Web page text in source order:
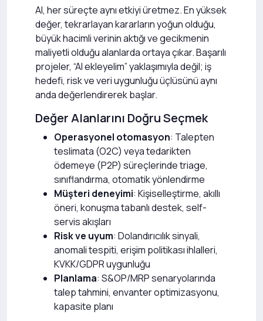
AI, her süreçte aynı etkiyi üretmez. En yüksek
değer, tekrarlayan kararların yoğun olduğu,
büyük hacimli verinin aktığı ve gecikmenin
maliyetli olduğu alanlarda ortaya çıkar. Başarılı
projeler, “AI ekleyelim” yaklaşımıyla değil; iş
hedefi, risk ve veri uygunluğu üçlüsünü aynı
anda değerlendirerek başlar.
Değer Alanlarını Doğru Seçmek
Operasyonel otomasyon: Talepten
teslimata (O2C) veya tedarikten
ödemeye (P2P) süreçlerinde triage,
sınıflandırma, otomatik yönlendirme
Müşteri deneyimi: Kişiselleştirme, akıllı
öneri, konuşma tabanlı destek, self-
servis akışları
Risk ve uyum: Dolandırıcılık sinyali,
anomali tespiti, erişim politikası ihlalleri,
KVKK/GDPR uygunluğu
Planlama: S&OP/MRP senaryolarında
talep tahmini, envanter optimizasyonu,
kapasite planı